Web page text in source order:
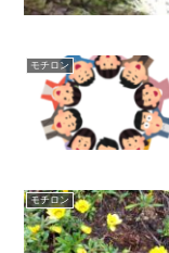
モチロン
モチロン